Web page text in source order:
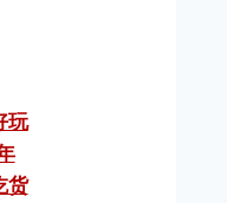
玩
货